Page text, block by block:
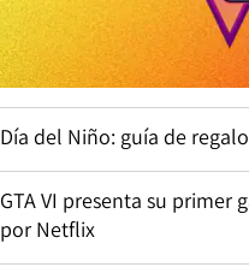
Día del Niño: guía de
GTA VI presenta su primer
por Netflix